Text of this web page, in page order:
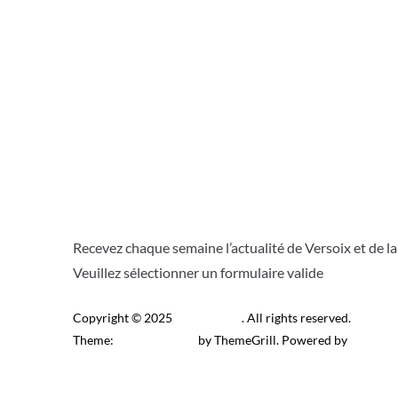
Recevez chaque semaine l’actualité de Versoix et
Veuillez sélectionner un formulaire valide
Copyright © 2025
. All rights reserved.
Theme:
by ThemeGrill. Powered by